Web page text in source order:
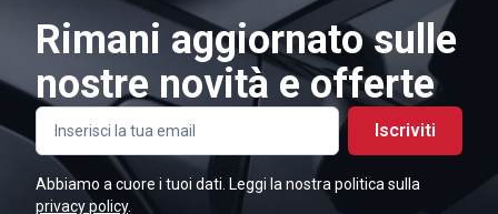
Rimani aggiornato sulle
nostre novità e offerte
Iscriviti
Abbiamo a cuore i tuoi dati. Leggi la nostra politica sulla
privacy policy.